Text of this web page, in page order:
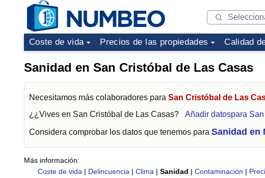
Coste de vida Precios de las propiedades Calidad
Sanidad en San Cristóbal de Las Casas
Necesitamos más colaboradores para San Cristóbal de Las
¿¿Vives en San Cristóbal de Las Casas? Añadir datospara
Considera comprobar los datos que tenemos para Sanidad en
Más información:
Coste de vida | Delincuencia | Clima | Sanidad | Contaminación |